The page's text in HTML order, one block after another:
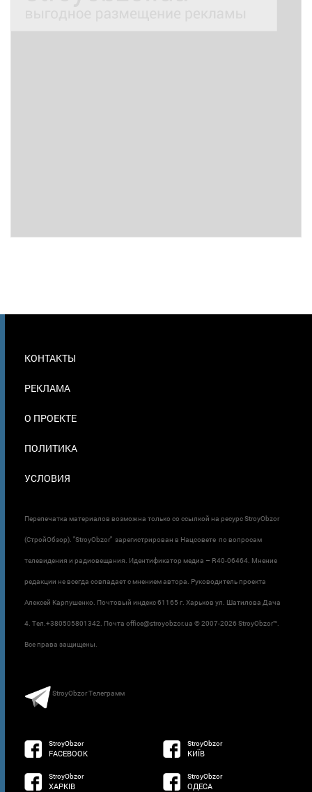
В
КОНТАКТЫ
РЕКЛАМА
О ПРОЕКТЕ
ПОЛИТИКА
УСЛОВИЯ
Перепечатка материалов возможна только со ссылкой на ресурс StroyObzor
(СтройОбзор). "StroyObzor" зарегистрирован в Нацсовете по вопросам
телевидения и радиовещания. Идентификатор медиа – R40-06464. Мнение
редакции не всегда совпадает с мнением автора. Руководитель проекта
Алексей Карпушенко. Почтовый индекс 61165 г. Харьков ул. Шатилова Дача
4. Тел.+380505801342. Почта office@stroyobzor.ua © 2007-2026 StroyObzor™.
Все права защищены.
StroyObzor Телеграмм
StroyObzor
FACEBOOK
StroyObzor
КИЇВ
StroyObzor
ХАРКІВ
StroyObzor
ОДЕСА